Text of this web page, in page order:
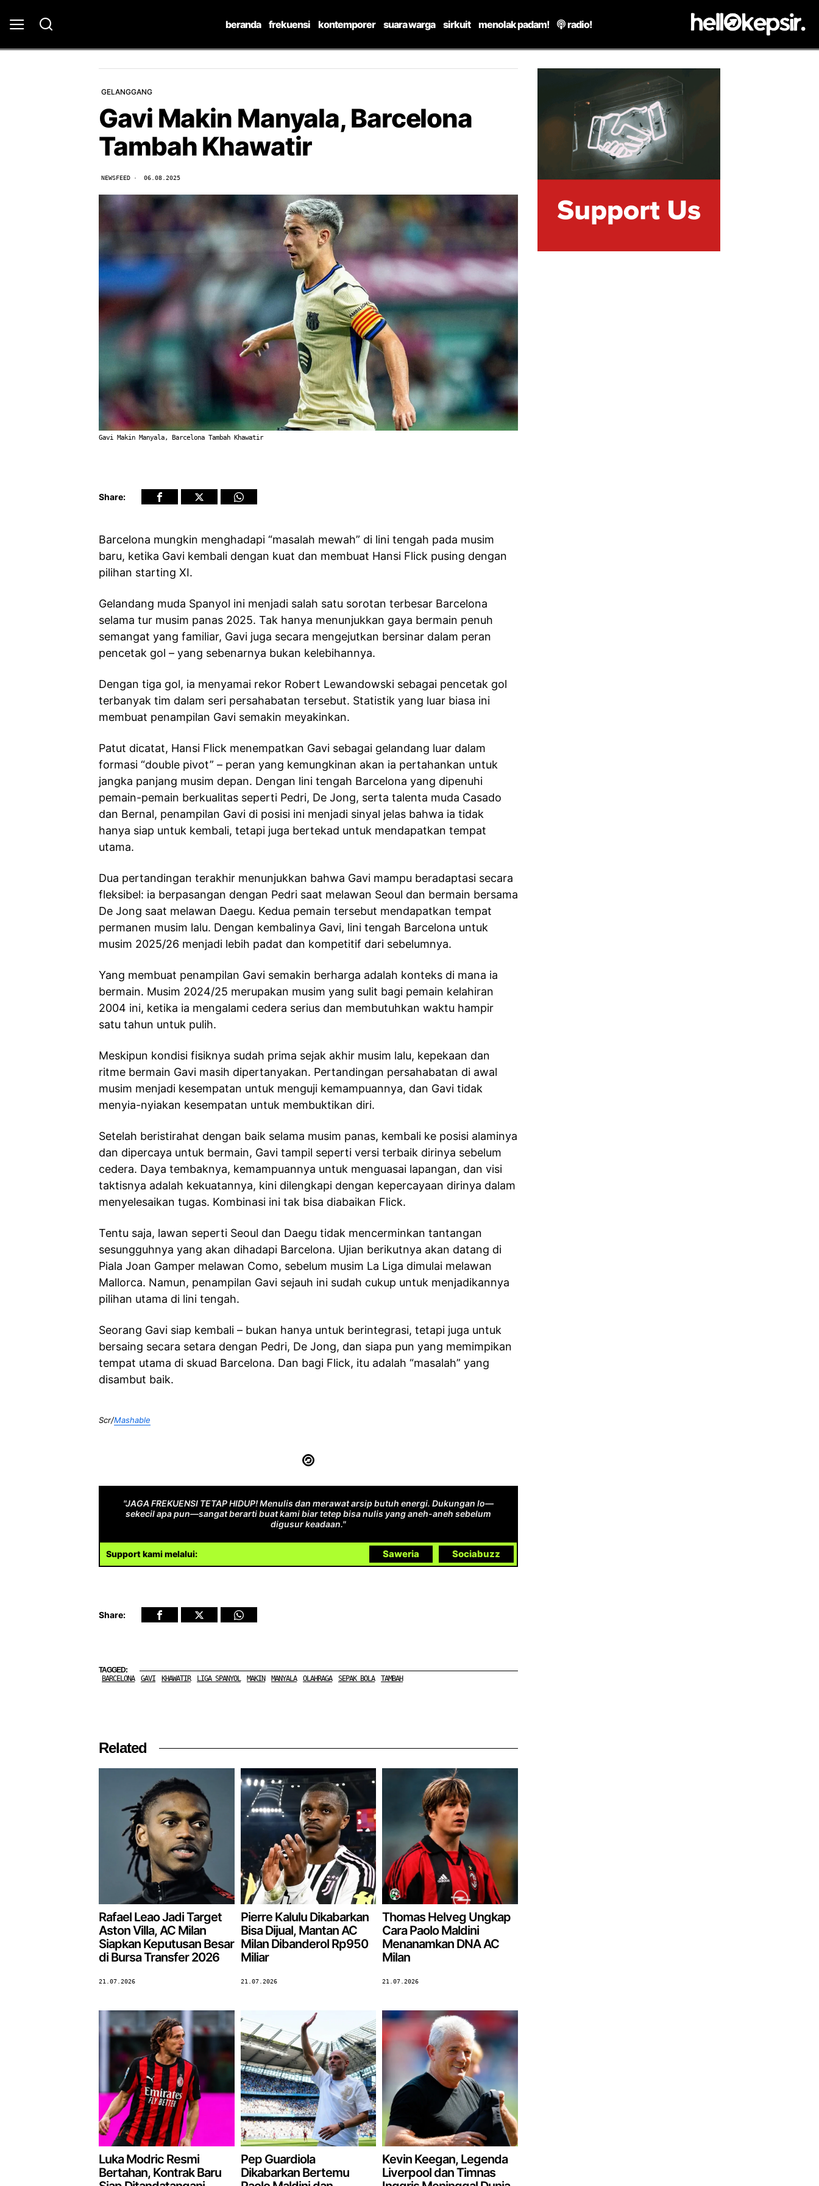
beranda frekuensi kontemporer suara warga sirkuit menolak padam! radio!
GELANGGANG
Gavi Makin Manyala, Barcelona
Tambah Khawatir
NEWSFEED 06.08.2025
Gavi Makin Manyala, Barcelona Tambah Khawatir
Share:
Barcelona mungkin menghadapi “masalah mewah” di lini tengah pada musim
baru, ketika Gavi kembali dengan kuat dan membuat Hansi Flick pusing dengan
pilihan starting XI.
Gelandang muda Spanyol ini menjadi salah satu sorotan terbesar Barcelona
selama tur musim panas 2025. Tak hanya menunjukkan gaya bermain penuh
semangat yang familiar, Gavi juga secara mengejutkan bersinar dalam peran
pencetak gol – yang sebenarnya bukan kelebihannya.
Dengan tiga gol, ia menyamai rekor Robert Lewandowski sebagai pencetak gol
terbanyak tim dalam seri persahabatan tersebut. Statistik yang luar biasa ini
membuat penampilan Gavi semakin meyakinkan.
Patut dicatat, Hansi Flick menempatkan Gavi sebagai gelandang luar dalam
formasi “double pivot” – peran yang kemungkinan akan ia pertahankan untuk
jangka panjang musim depan. Dengan lini tengah Barcelona yang dipenuhi
pemain-pemain berkualitas seperti Pedri, De Jong, serta talenta muda Casado
dan Bernal, penampilan Gavi di posisi ini menjadi sinyal jelas bahwa ia tidak
hanya siap untuk kembali, tetapi juga bertekad untuk mendapatkan tempat
utama.
Dua pertandingan terakhir menunjukkan bahwa Gavi mampu beradaptasi secara
fleksibel: ia berpasangan dengan Pedri saat melawan Seoul dan bermain bersama
De Jong saat melawan Daegu. Kedua pemain tersebut mendapatkan tempat
permanen musim lalu. Dengan kembalinya Gavi, lini tengah Barcelona untuk
musim 2025/26 menjadi lebih padat dan kompetitif dari sebelumnya.
Yang membuat penampilan Gavi semakin berharga adalah konteks di mana ia
bermain. Musim 2024/25 merupakan musim yang sulit bagi pemain kelahiran
2004 ini, ketika ia mengalami cedera serius dan membutuhkan waktu hampir
satu tahun untuk pulih.
Meskipun kondisi fisiknya sudah prima sejak akhir musim lalu, kepekaan dan
ritme bermain Gavi masih dipertanyakan. Pertandingan persahabatan di awal
musim menjadi kesempatan untuk menguji kemampuannya, dan Gavi tidak
menyia-nyiakan kesempatan untuk membuktikan diri.
Setelah beristirahat dengan baik selama musim panas, kembali ke posisi alaminya
dan dipercaya untuk bermain, Gavi tampil seperti versi terbaik dirinya sebelum
cedera. Daya tembaknya, kemampuannya untuk menguasai lapangan, dan visi
taktisnya adalah kekuatannya, kini dilengkapi dengan kepercayaan dirinya dalam
menyelesaikan tugas. Kombinasi ini tak bisa diabaikan Flick.
Tentu saja, lawan seperti Seoul dan Daegu tidak mencerminkan tantangan
sesungguhnya yang akan dihadapi Barcelona. Ujian berikutnya akan datang di
Piala Joan Gamper melawan Como, sebelum musim La Liga dimulai melawan
Mallorca. Namun, penampilan Gavi sejauh ini sudah cukup untuk menjadikannya
pilihan utama di lini tengah.
Seorang Gavi siap kembali – bukan hanya untuk berintegrasi, tetapi juga untuk
bersaing secara setara dengan Pedri, De Jong, dan siapa pun yang memimpikan
tempat utama di skuad Barcelona. Dan bagi Flick, itu adalah “masalah” yang
disambut baik.
Scr/Mashable
"JAGA FREKUENSI TETAP HIDUP! Menulis dan merawat arsip butuh energi. Dukungan lo—
sekecil apa pun—sangat berarti buat kami biar tetep bisa nulis yang aneh-aneh sebelum
digusur keadaan."
Support kami melalui: Saweria Sociabuzz
Share:
TAGGED:
BARCELONA
GAVI KHAWATIR LIGA SPANYOL MAKIN MANYALA OLAHRAGA SEPAK BOLA TAMBAH
Related
Rafael Leao Jadi Target
Aston Villa, AC Milan
Siapkan Keputusan Besar
di Bursa Transfer 2026
21.07.2026
Pierre Kalulu Dikabarkan
Bisa Dijual, Mantan AC
Milan Dibanderol Rp950
Miliar
21.07.2026
Thomas Helveg Ungkap
Cara Paolo Maldini
Menanamkan DNA AC
Milan
21.07.2026
Luka Modric Resmi
Bertahan, Kontrak Baru
Pep Guardiola
Dikabarkan Bertemu
Kevin Keegan, Legenda
Liverpool dan Timnas